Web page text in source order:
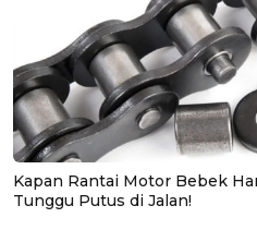
Kapan Rantai Motor Bebek
Tunggu Putus di Jalan!